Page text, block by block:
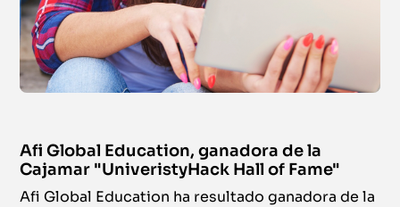
Afi Global Education, ganadora de la
Cajamar "UniveristyHack Hall of Fame"
Afi Global Education ha resultado ganadora de la